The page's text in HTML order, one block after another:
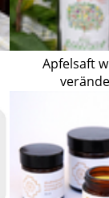
Apfelsaft